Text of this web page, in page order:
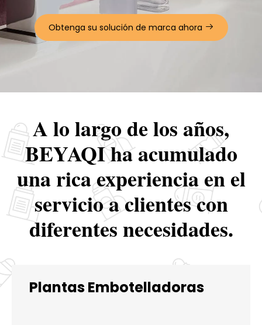
Obtenga su solución de marca ahora
A lo largo de los años,
BEYAQI ha acumulado
una rica experiencia en el
servicio a clientes con
diferentes necesidades.
Plantas Embotelladoras